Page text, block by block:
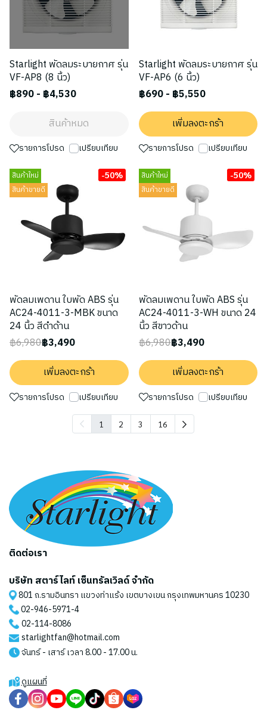
Starlight พัดลมระบายกาศ รุ่น
VF-AP8 (8 นิ้ว)
฿890- ฿4,530
สินค้าหมด
รายการโปรด เปรียบเทียบ
Starlight พัดลมระบายกาศ รุ่น
VF-AP6 (6 นิ้ว)
฿690- ฿5,550
เพิ่มลงตะกร้า
รายการโปรด เปรียบเทียบ
สินค้าใหม่
สินค้าขายดี
-50%
พัดลมเพดาน ใบพัด ABS รุ่น
AC24-4011-3-MBK ขนาด
24 นิ้ว สีดำด้าน
฿6,980฿3,490
เพิ่มลงตะกร้า
รายการโปรด เปรียบเทียบ
สินค้าใหม่
สินค้าขายดี
-50%
พัดลมเพดาน ใบพัด ABS รุ่น
AC24-4011-3-WH ขนาด 24
นิ้ว สีขาวด้าน
฿6,980฿3,490
เพิ่มลงตะกร้า
รายการโปรด เปรียบเทียบ
1 2 3 16
ติดต่อเรา
บริษัท สตาร์ไลท์ เซ็นทรัลเวิลด์ จำกัด
801 ถ.รามอินทรา แขวงท่าแร้ง เขตบางเขน กรุงเทพมหานคร 10230
02-946-5971-4
02-114-8086
starlightfan@hotmail.com
จันทร์ - เสาร์ เวลา 8.00 - 17.00 น.
ดูแผนที่